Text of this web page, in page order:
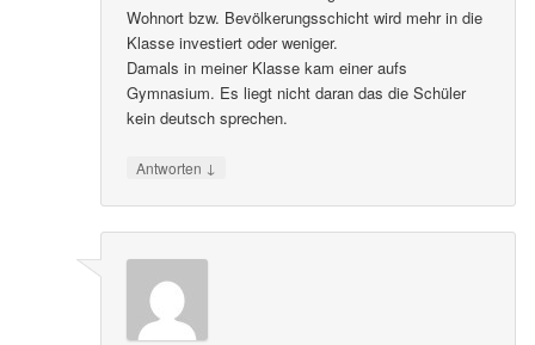
Wohnort bzw. Bevölkerungsschicht wird mehr in die
Klasse investiert oder weniger.
Damals in meiner Klasse kam einer aufs
Gymnasium. Es liegt nicht daran das die Schüler
kein deutsch sprechen.
Antworten ↓